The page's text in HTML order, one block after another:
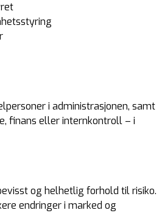
i administrasjonen, samt
finans eller internkontroll – i
og helhetlig forhold til risiko.
endringer i marked og